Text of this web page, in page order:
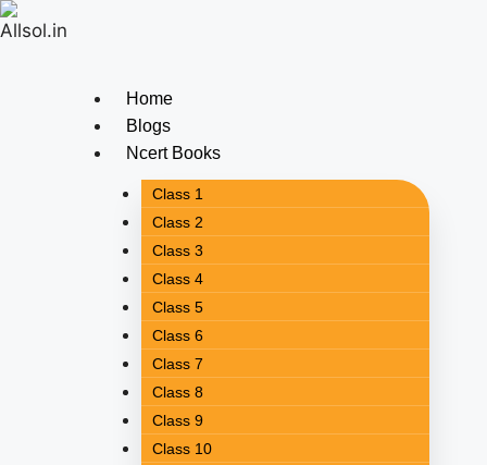
Home
Blogs
Ncert Books
Class 1
Class 2
Class 3
Class 4
Class 5
Class 6
Class 7
Class 8
Class 9
Class 10